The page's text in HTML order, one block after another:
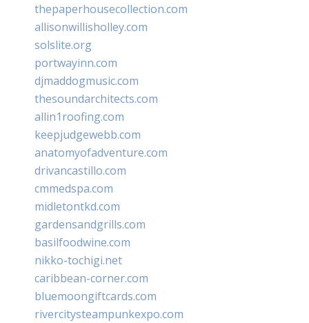
thepaperhousecollection.com
allisonwillisholley.com
solslite.org
portwayinn.com
djmaddogmusic.com
thesoundarchitects.com
allin1roofing.com
keepjudgewebb.com
anatomyofadventure.com
drivancastillo.com
cmmedspa.com
midletontkd.com
gardensandgrills.com
basilfoodwine.com
nikko-tochigi.net
caribbean-corner.com
bluemoongiftcards.com
rivercitysteampunkexpo.com